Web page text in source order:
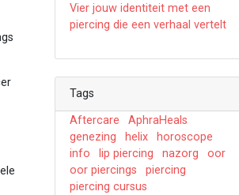
Vier jouw identiteit met een
piercing die een verhaal vertelt
Tags
Aftercare
AphraHeals
genezing
helix
horoscope
info
lip piercing nazorg
oor
oor piercings
piercing
piercing cursus